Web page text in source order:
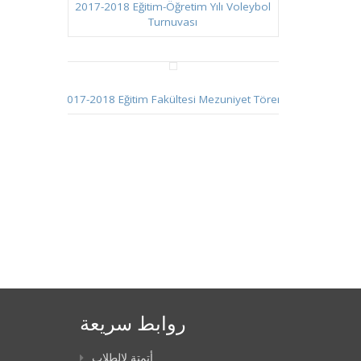
2017-2018 Eğitim-Öğretim Yılı Voleybol
Turnuvası
2017-2018 Eğitim Fakültesi Mezuniyet Töreni
روابط سريعة
أتمتة لالطلاب